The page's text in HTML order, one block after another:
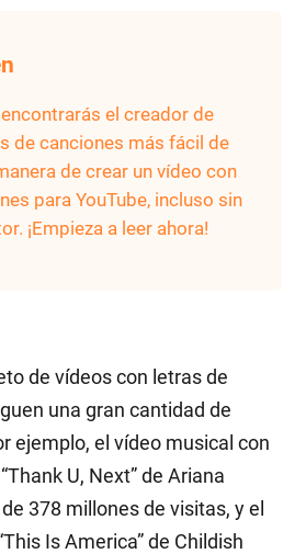
el creador de
de canciones más fácil de
de crear un vídeo con
para YouTube, incluso sin
¡Empieza a leer ahora!
de vídeos con letras de
una gran cantidad de
ejemplo, el vídeo musical con
U, Next” de Ariana
378 millones de visitas, y el
Is America” de Childish